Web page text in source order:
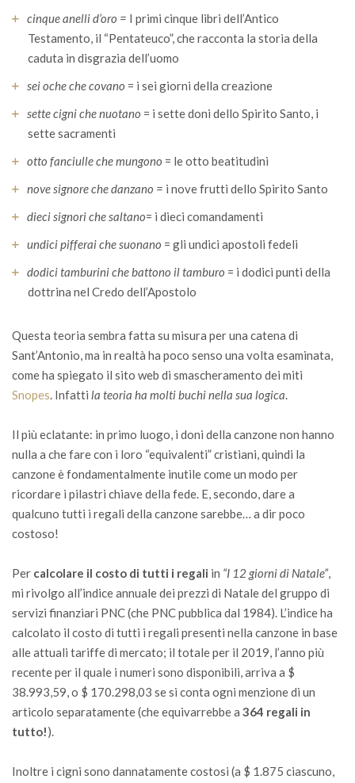
cinque anelli d’oro = I primi cinque libri dell’Antico
Testamento, il “Pentateuco”, che racconta la storia della
caduta in disgrazia dell’uomo
sei oche che covano = i sei giorni della creazione
sette cigni che nuotano = i sette doni dello Spirito Santo, i
sette sacramenti
otto fanciulle che mungono = le otto beatitudini
nove signore che danzano = i nove frutti dello Spirito Santo
dieci signori che saltano= i dieci comandamenti
undici pifferai che suonano = gli undici apostoli fedeli
dodici tamburini che battono il tamburo = i dodici punti della
dottrina nel Credo dell’Apostolo
Questa teoria sembra fatta su misura per una catena di
Sant’Antonio, ma in realtà ha poco senso una volta esaminata,
come ha spiegato il sito web di smascheramento dei miti
Snopes. Infatti la teoria ha molti buchi nella sua logica.
Il più eclatante: in primo luogo, i doni della canzone non hanno
nulla a che fare con i loro “equivalenti” cristiani, quindi la
canzone è fondamentalmente inutile come un modo per
ricordare i pilastri chiave della fede. E, secondo, dare a
qualcuno tutti i regali della canzone sarebbe… a dir poco
costoso!
Per calcolare il costo di tutti i regali in “I 12 giorni di Natale”,
mi rivolgo all’indice annuale dei prezzi di Natale del gruppo di
servizi finanziari PNC (che PNC pubblica dal 1984). L’indice ha
calcolato il costo di tutti i regali presenti nella canzone in base
alle attuali tariffe di mercato; il totale per il 2019, l’anno più
recente per il quale i numeri sono disponibili, arriva a $
38.993,59, o $ 170.298,03 se si conta ogni menzione di un
articolo separatamente (che equivarrebbe a 364 regali in
tutto!).
Inoltre i cigni sono dannatamente costosi (a $ 1.875 ciascuno,